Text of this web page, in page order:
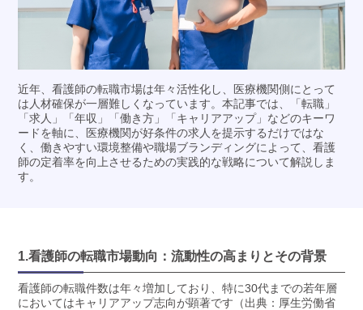
近年、看護師の転職市場は年々活性化し、医療機関側にとって
は人材確保が一層難しくなっています。本記事では、「転職」
「求人」「年収」「働き方」「キャリアアップ」などのキーワ
ードを軸に、医療機関が好条件の求人を提示するだけではな
く、働きやすい環境整備や職場ブランディングによって、看護
師の定着率を向上させるための実践的な戦略について解説しま
す。
1.看護師の転職市場動向：流動性の高まりとその背景
看護師の転職件数は年々増加しており、特に30代までの若年層
においてはキャリアアップ志向が顕著です（出典：厚生労働省